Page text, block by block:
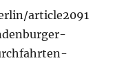
article2091